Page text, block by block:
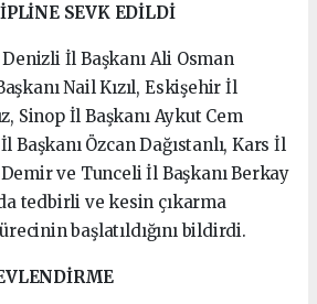
SEVK EDİLDİ
Denizli İl Başkanı Ali Osman
Nail Kızıl, Eskişehir İl
Sinop İl Başkanı Aykut Cem
Başkanı Özcan Dağıstanlı, Kars İl
Demir ve Tunceli İl Başkanı Berkay
tedbirli ve kesin çıkarma
başlatıldığını bildirdi.